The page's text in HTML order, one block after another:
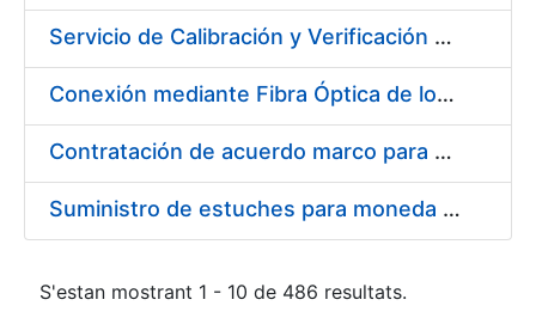
Servicio de Calibración y Verificación Externa de los Equipos de Medición del Servicio de Prevención de la FNMT-RCM
Conexión mediante Fibra Óptica de los Centros de Proceso de Datos (CPDs) de las sedes de la FNMT-RCM de Burgos y Madrid
Contratación de acuerdo marco para el Suministro de Material de Electricidad para la Fábrica Nacional de Moneda y Timbre-Real Casa de la Moneda en su centro de trabajo de Burgos
Suministro de estuches para moneda de 30 €
S'estan mostrant 1 - 10 de 486 resultats.